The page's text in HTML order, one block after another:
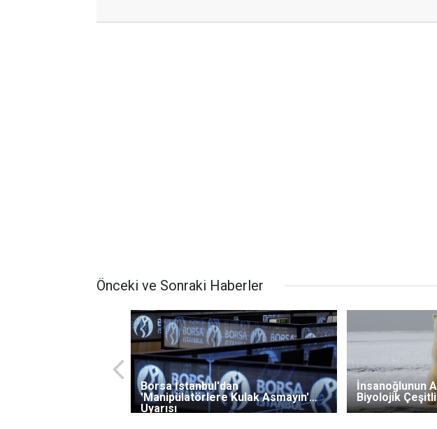
Önceki ve Sonraki Haberler
Borsa İstanbul'dan
'Manipülatörlere Kulak Asmayın'
Uyarısı
İnsanoğlunun
Biyolojik